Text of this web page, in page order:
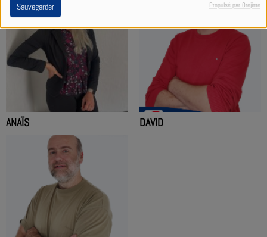
Sauvegarder Propulsé par Orejime
ANAÏS DAVID